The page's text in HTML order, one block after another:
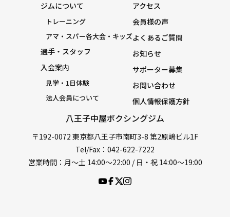
八王子中屋ボクシングジム
〒192-0072 東京都八王子市南町3-8 第2原嶋ビル1F
Tel/Fax：042-622-7222
営業時間：月〜土 14:00〜22:00 / 日・祝 14:00〜19:00
ジムについて
トレーニング
アマ・スパー各大会・キッズ
選手・スタッフ
入会案内
見学・1日体験
法人会員について
アクセス
会員様の声
よくあるご質問
お知らせ
サポーター募集
お問い合わせ
個人情報保護方針